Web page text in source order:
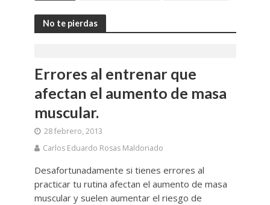
No te pierdas
Errores al entrenar que
afectan el aumento de masa
muscular.
28 febrero, 2013
Carlos Eduardo Rosas Maldonado
Desafortunadamente si tienes errores al
practicar tu rutina afectan el aumento de masa
muscular y suelen aumentar el riesgo de